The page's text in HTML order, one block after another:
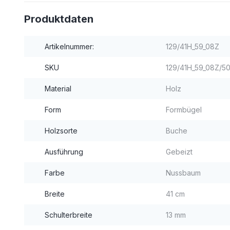
Produktdaten
Artikelnummer: 129/41H_59_08Z
SKU 129/41H_59_08Z/50
Material Holz
Form Formbügel
Holzsorte Buche
Ausführung Gebeizt
Farbe Nussbaum
Breite 41 cm
Schulterbreite 13 mm